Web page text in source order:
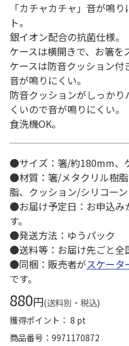
「カチャカチャ」音が鳴
ト。
銀イオン配合の抗菌仕様。
ケースは横開きで、お箸を
ケースは防音クッション付
音が鳴りにくい。
防音クッションがしっか
くいので音が鳴りにくい。
食洗機OK。
●サイズ：箸/約180mm
●材質：箸/メタクリル樹
脂、クッション/シリコー
●お届け予定日：お申込み
す。
●発送方法：ゆうパック
●送料等：お届け先ごと全
●同梱：販売者がスケータ
です。
880円(送料別・税込)
獲得ポイント： 8 pt
商品番号
9971170872